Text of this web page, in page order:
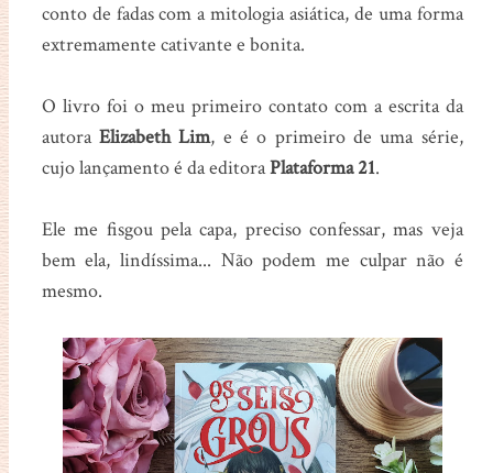
conto de fadas com a mitologia asiática, de uma forma
extremamente cativante e bonita.
O livro foi o meu primeiro contato com a escrita da
autoraElizabeth Lim, e é o primeiro de uma série,
cujo lançamento é da editoraPlataforma 21.
Ele me fisgou pela capa, preciso confessar, mas veja
bem ela, lindíssima... Não podem me culpar não é
mesmo.